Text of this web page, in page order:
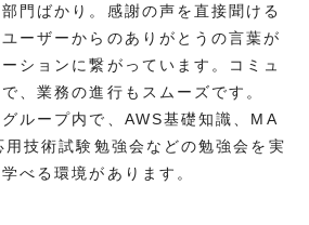
門ばかり。感謝の声を直接聞ける
ーザーからのありがとうの言葉が
ションに繋がっています。コミュ
、業務の進行もスムーズです。
ループ内で、AWS基礎知識、MA
技術試験勉強会などの勉強会を実
べる環境があります。